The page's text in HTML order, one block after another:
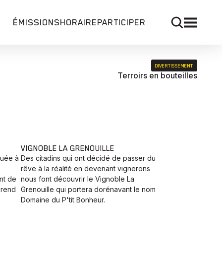
ÉMISSIONSHORAIREPARTICIPER
DIVERTISSEMENT
Terroirs en bouteilles
à
de
VIGNOBLE LA GRENOUILLE
Des citadins qui ont décidé de passer du
rêve à la réalité en devenant vignerons
nous font découvrir le Vignoble La
Grenouille qui portera dorénavant le nom
Domaine du P'tit Bonheur.